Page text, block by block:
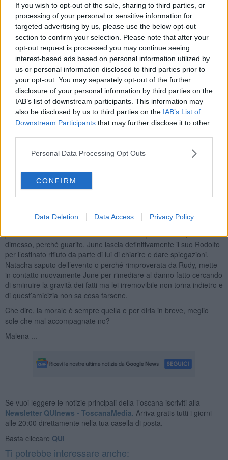
If you wish to opt-out of the sale, sharing to third parties, or
processing of your personal or sensitive information for
targeted advertising by us, please use the below opt-out
section to confirm your selection. Please note that after your
opt-out request is processed you may continue seeing
interest-based ads based on personal information utilized by
us or personal information disclosed to third parties prior to
your opt-out. You may separately opt-out of the further
disclosure of your personal information by third parties on the
IAB’s list of downstream participants. This information may
also be disclosed by us to third parties on the IAB’s List of
Downstream Participants that may further disclose it to other
Personal Data Processing Opt Outs
CONFIRM
Data Deletion Data Access Privacy Policy
Aveva difatti lasciato la moglie prima di morire per una ragazzina di
vent’anni ed era già andato via di casa al momento della morte
della moglie. Insomma, uno sputtanamento generale, in cui il
castello costruito con grande fatica, crolla miseramente. Jude e
Natacha si fanno un selfie e il tutto viene spedito su WhatsAp al
nostro Rudy. Quando Jude va a ritrovare il nostro bugiardo
patologico per chiedere spiegazioni, lui con aria innocente,
risponde: “Non è come sembra…!” ma si guarda bene dal chiarire.
Fa pure l’offeso fino il giorno dopo quando, durante l’ora del passo,
Jude va di nuovo a trovare l’uomo, perché indipendentemente dalla
sorte della relazione, non si sente di abbandonare una persona in
un letto di ospedale.
straordinaria, è un gran tombeur de femme. Gli occhi di June
cascano sulla borsa di Fiore uguale spiccicata alla sua a conferma
dei suoi sospetti e impavida tende la mano alla rivale: “Piacere io
sono la fidanzata di Rudy!”. La new entry della storia guarda di
sfuggita in nostroValentino
coinvolge nella vicenda i compagni di letto di Rudy che si difende
come può e cioè, male. Il tempo a seguire non è degno di nota
poiché di donne in nero non se ne sono scoperte altre e, una volta
dimesso, perché guarito, June lascia definitivamente il suo Rodolfo
per l’ostinato rifiuto da parte di lui di chiarire e dare spiegazioni.
Natacha saputo dell’evento o perché rimproverata da Rudy, mette
in contatto nuovamente June per rimediare al danno fatto cercando
di sminuire la gravità dei fatti ma lei irremovibile non torna indietro e
di quest’amicizia non sa cosa farsene.
Che dire, la morale è sempre quella e per dirla in breve, meglio
sole che mal accompagnate no?
Malena ...
Se vuoi leggere le notizie principali della Toscana iscriviti alla
Newsletter QUInews - ToscanaMedia. Arriva gratis tutti i giorni
alle 20:00 direttamente nella tua casella di posta.
Basta cliccare QUI
Ti potrebbe interessare anche: